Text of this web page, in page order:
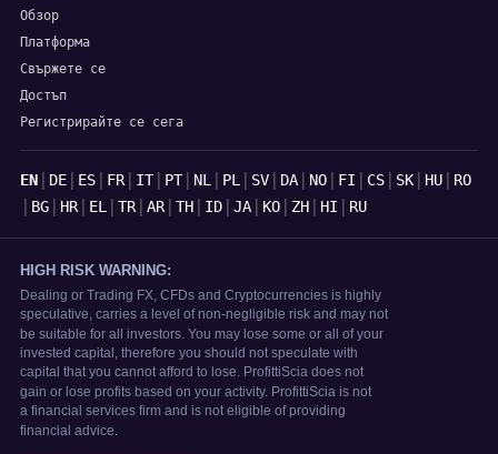
Обзор
Платформа
Свържете се
Достъп
Регистрирайте се сега
Езици
EN| DE| ES| FR| IT| PT| NL | PL | SV| DA| NO| FI CS| SK| HU| RO
BG| HR| EL | TR| AR| TH| ID| JA| KO| ZH| HI RU